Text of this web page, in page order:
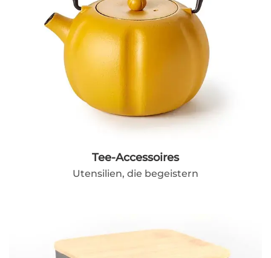
Tee-Accessoires
Utensilien, die begeistern